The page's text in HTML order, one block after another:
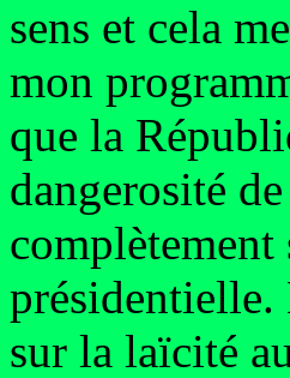
sens et cela
mon
que la
dangerosité
complètement
présidentielle.
sur la laïcité